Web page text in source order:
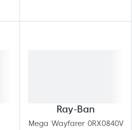
Ray-Ban
Mega Wayfarer 0RX0840V